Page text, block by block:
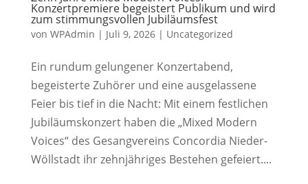
Konzertpremiere begeistert Publikum und wird
zum stimmungsvollen Jubiläumsfest
von WPAdmin | Juli 9, 2026| Uncategorized
Ein rundum gelungener Konzertabend,
begeisterte Zuhörer und eine ausgelassene
Feier bis tief in die Nacht: Mit einem festlichen
Jubiläumskonzert haben die „Mixed Modern
Voices“ des Gesangvereins Concordia Nieder-
Wöllstadt ihr zehnjähriges Bestehen gefeiert....